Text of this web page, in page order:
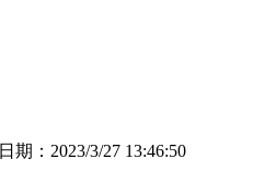
日期：2023/3/27 13:46:50